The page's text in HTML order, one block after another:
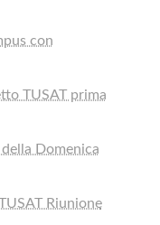
con
TUSAT prima
Domenica
Riunione